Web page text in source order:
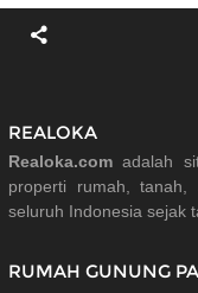
REALOKA
Realoka.com adalah
properti rumah,
seluruh Indonesia sejak
RUMAH GUNUNG